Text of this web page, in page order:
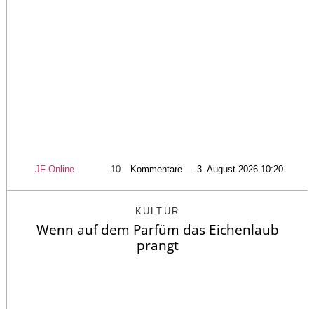
JF-Online 10 Kommentare — 3. August 2026 10:20
KULTUR
Wenn auf dem Parfüm das Eichenlaub
prangt